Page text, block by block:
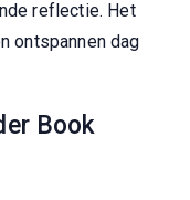
reflectie. Het
ontspannen dag
Book